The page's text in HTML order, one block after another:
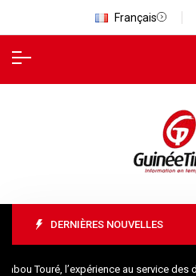
Français
DERNIÈRES NOUVELLES
Touré, l’expérience au service des